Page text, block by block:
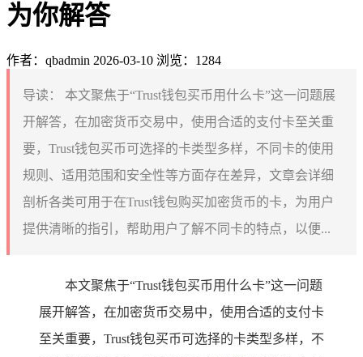
为你解答
作者：qbadmin 2026-03-10 浏览：1284
导读：
本文聚焦于“Trust钱包买币用什么卡”这一问题展
开解答，在加密货币交易中，使用合适的支付卡至关重
要，Trust钱包买币可选择的卡类型多样，不同卡的使用
规则、适用范围和安全性等方面存在差异，文章会详细
剖析各类可用于在Trust钱包购买加密货币的卡，为用户
提供清晰的指引，帮助用户了解不同卡的特点，以便...
本文聚焦于“Trust钱包买币用什么卡”这一问题
展开解答，在加密货币交易中，使用合适的支付卡
至关重要，Trust钱包买币可选择的卡类型多样，不